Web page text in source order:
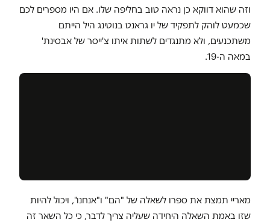
וזה שהוא דווקא כן נראה טוב בחליפה שלו. אם היו מספרים לכם
שכמעט לוהק לתפקיד של יו גראנט בנוטינג היל הייתם
משתכנעים, ולא מתנגדים לשתות איתו צ'ייסר של אבסינת'
במאה ה-19.
מאריי תמצת את ספרו לשאלה של "הם" ו"אנחנו", ויכול להיות
שזו באמת השאלה היחידה שעליה צריך לדבר, כי כל השאר זה